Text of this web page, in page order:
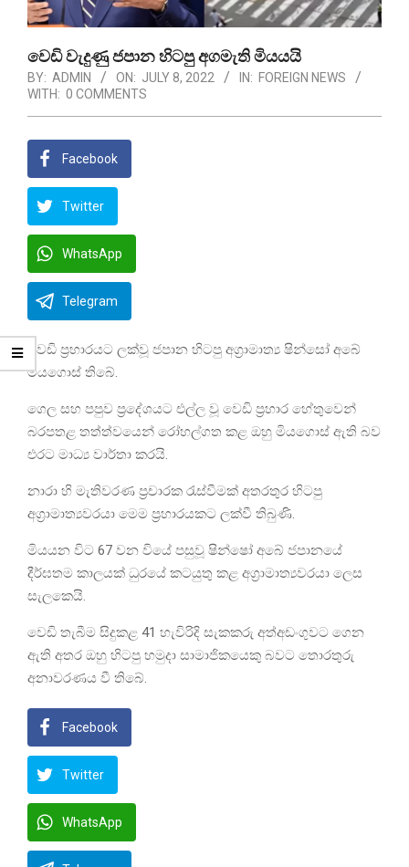
වෙඩි වැදුණු ජපාන හිටපු අගමැති මියයයි
BY: ADMIN ON: JULY 8, 2022 IN: FOREIGN NEWS
WITH: 0 COMMENTS
Facebook
Twitter
WhatsApp
Telegram
වෙඩි ප්‍රහාරයට ලක්වූ ජපාන හිටපු අග්‍රාමාත්‍ය ෂින්සෝ අබේ
මියගොස් තිබේ.
ගෙල සහ පපුව ප්‍රදේශයට එල්ල වූ වෙඩි ප්‍රහාර හේතුවෙන්
බරපතළ තත්ත්වයෙන් රෝහල්ගත කළ ඔහු මියගොස් ඇති බව
එරට මාධ්‍ය වාර්තා කරයි.
නාරා හි මැතිවරණ ප්‍රචාරක රැස්වීමක් අතරතුර හිටපු
අග්‍රාමාත්‍යවරයා මෙම ප්‍රහාරයකට ලක්වී තිබුණි.
මියයන විට 67 වන වියේ පසුවූ ෂින්ෂෝ අබේ ජපානයේ
දීර්ඝතම කාලයක් ධුරයේ කටයුතු කළ අග්‍රාමාත්‍යවරයා ලෙස
සැලකෙයි.
වෙඩි තැබීම සිදුකළ 41 හැවිරිදි සැකකරු අත්අඩංගුවට ගෙන
ඇති අතර ඔහු හිටපු හමුදා සාමාජිකයෙකු බවට තොරතුරු
අනාවරණය වී තිබේ.
Facebook
Twitter
WhatsApp